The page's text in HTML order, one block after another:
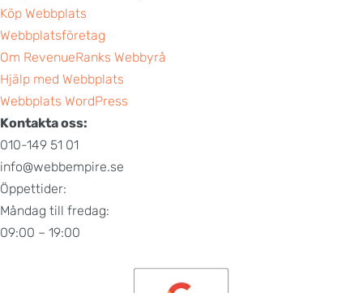
Köp Webbplats
Webbplatsföretag
Om RevenueRanks Webbyrå
Hjälp med Webbplats
Webbplats WordPress
Kontakta oss:
010-149 51 01
info@webbempire.se
Öppettider:
Måndag till fredag:
09:00 – 19:00